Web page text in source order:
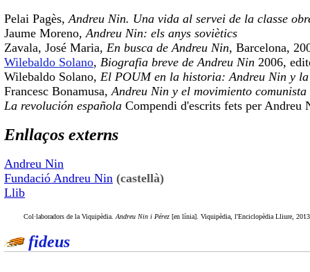
Pelai Pagès,Andreu Nin. Una vida al servei de la classe
Jaume Moreno,Andreu Nin: els anys soviètics
Zavala, José Maria, En busca de Andreu Nin, Barcelona,
Wilebaldo Solano, Biografia breve de Andreu Nin 2006,
Wilebaldo Solano, El POUM en la historia: Andreu Nin y
Francesc Bonamusa,Andreu Nin y el movimiento
La revolución española Compendi d'escrits fets per
Enllaços externs
Andreu Nin
Fundació Andreu Nin (castellà)
Llib
Col·laboradors de la Viquipèdia.Andreu Nin i Pérez [en línia]. Viquipèdia, l'Enciclopèdia Lliure,
fideus